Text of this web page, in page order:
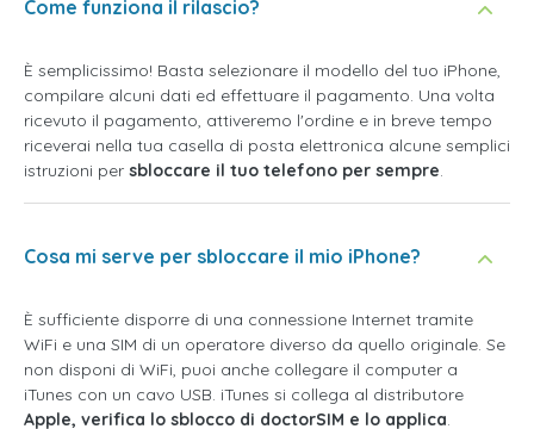
Come funziona il rilascio?
È semplicissimo! Basta selezionare il modello del tuo iPhone,
compilare alcuni dati ed effettuare il pagamento. Una volta
ricevuto il pagamento, attiveremo l'ordine e in breve tempo
riceverai nella tua casella di posta elettronica alcune semplici
istruzioni per sbloccare il tuo telefono per sempre.
Cosa mi serve per sbloccare il mio iPhone?
È sufficiente disporre di una connessione Internet tramite
WiFi e una SIM di un operatore diverso da quello originale. Se
non disponi di WiFi, puoi anche collegare il computer a
iTunes con un cavo USB. iTunes si collega al distributore
Apple, verifica lo sblocco di doctorSIM e lo applica.